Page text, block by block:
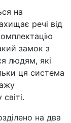
на
речі від
замок з
людям, які
ця система
на два